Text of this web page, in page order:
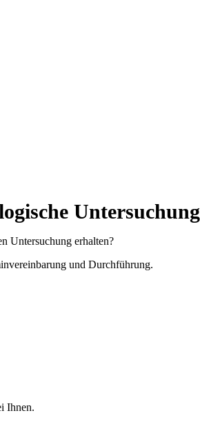
Untersuchung
Untersuchung erhalten?
und Durchführung.
Ihnen.